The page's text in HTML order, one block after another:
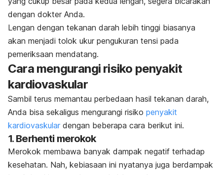
dengan dokter Anda.
Lengan dengan tekanan darah lebih tinggi biasanya
akan menjadi tolok ukur pengukuran tensi pada
pemeriksaan mendatang.
Cara mengurangi risiko penyakit
kardiovaskular
Sambil terus memantau perbedaan hasil tekanan darah,
Anda bisa sekaligus mengurangi risiko penyakit
kardiovaskular dengan beberapa cara berikut ini.
1. Berhenti merokok
Merokok membawa banyak dampak negatif terhadap
kesehatan. Nah, kebiasaan ini nyatanya juga berdampak